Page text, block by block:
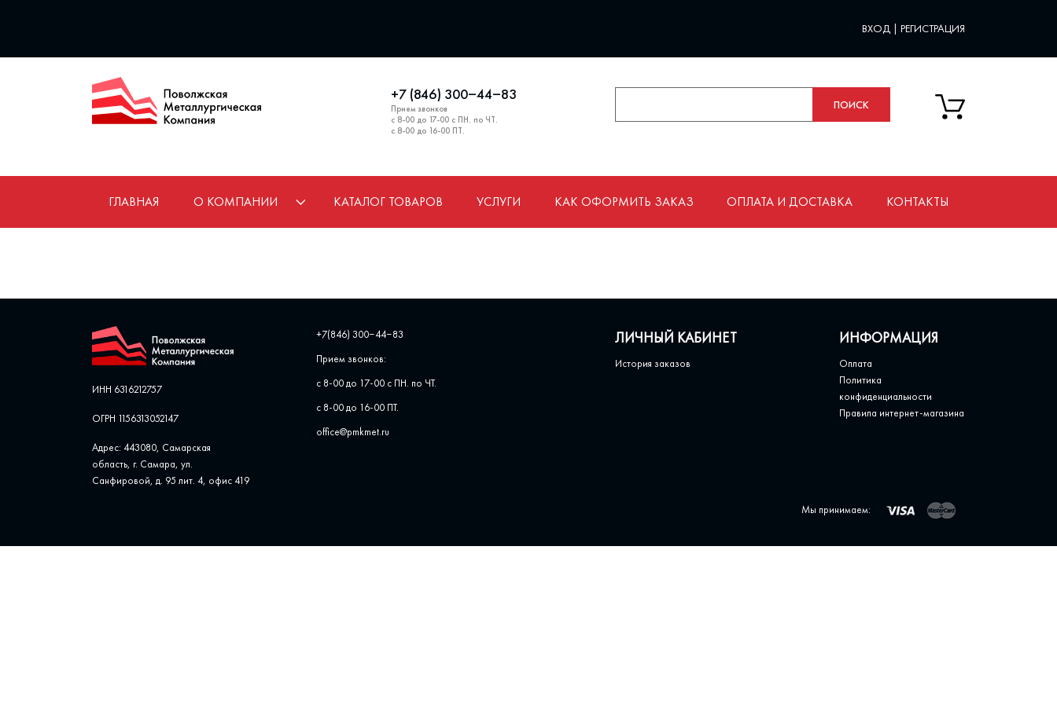
ВХОД | РЕГИСТРАЦИЯ
+7 (846) 300‒44‒83
Прием звонков
с 8-00 до 17-00 с ПН. по ЧТ.
с 8-00 до 16-00 ПТ.
ГЛАВНАЯ О КОМПАНИИ КАТАЛОГ ТОВАРОВ УСЛУГИ КАК ОФОРМИТЬ ЗАКАЗ ОПЛАТА И ДОСТАВКА КОНТАКТЫ
ИНН 6316212757
ОГРН 1156313052147
Адрес: 443080, Самарская
область, г. Самара, ул. ​
Санфировой, д. 95 лит. 4, офис ​419
+7(846) 300‒44‒83
Прием звонков:
с 8-00 до 17-00 с ПН. по ЧТ.
с 8-00 до 16-00 ПТ.
office@pmkmet.ru
ЛИЧНЫЙ КАБИНЕТ
История заказов
ИНФОРМАЦИЯ
Оплата
Политика
конфиденциальности
Правила интернет-магазина
Мы принимаем: